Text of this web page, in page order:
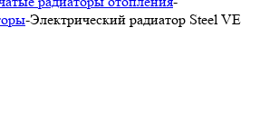
-Электрический радиатор Steel VE